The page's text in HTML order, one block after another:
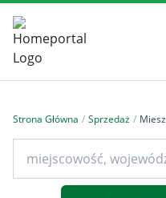
Strona Główna / Sprzedaż /